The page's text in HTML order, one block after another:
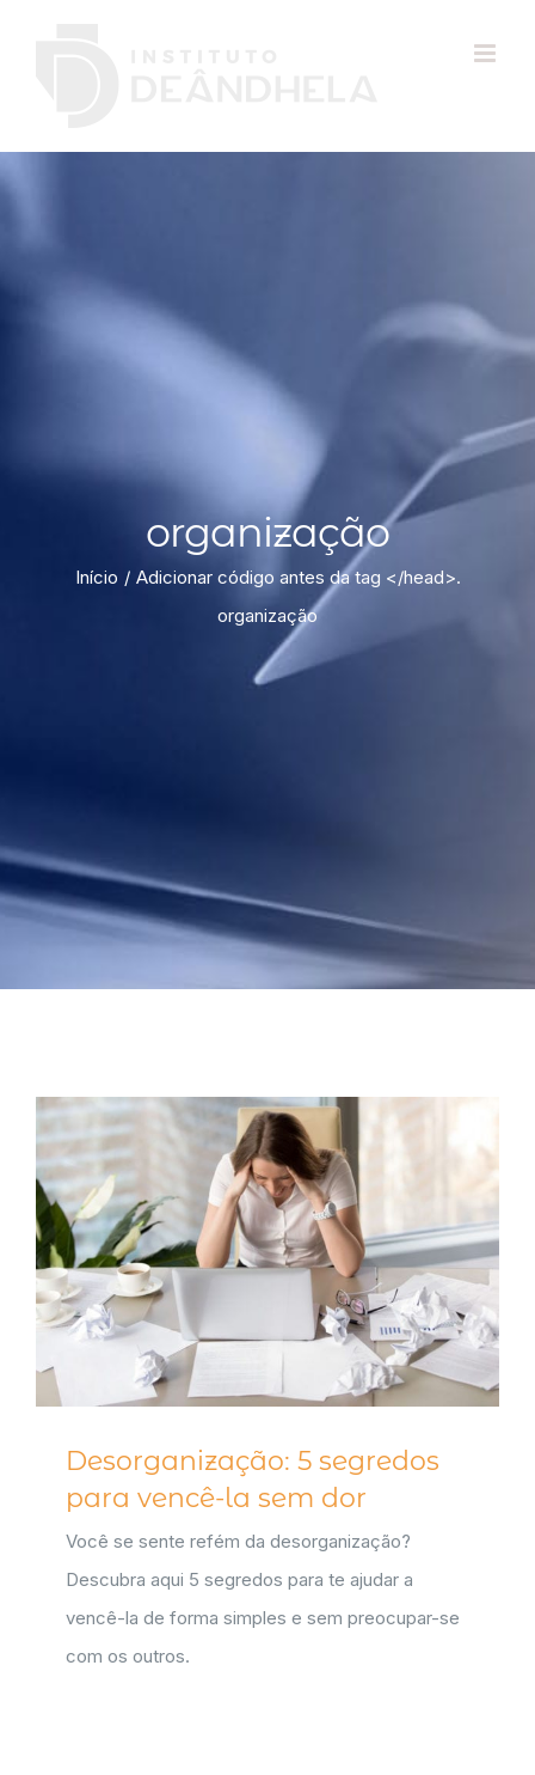
organização
Início
Adicionar código antes da tag </head>.
organização
Desorganização: 5 segredos
para vencê-la sem dor
Você se sente refém da desorganização?
Descubra aqui 5 segredos para te ajudar a
vencê-la de forma simples e sem preocupar-se
com os outros.